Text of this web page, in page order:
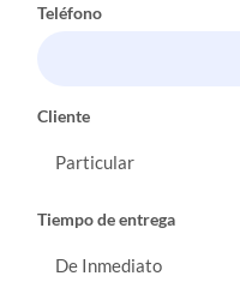
Teléfono
Cliente
Tiempo de entrega